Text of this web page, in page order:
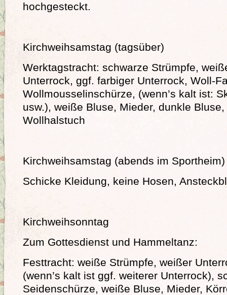
hochgesteckt.
Kirchweihsamstag (tagsüber)
Werktagstracht: schwarze Strümpfe,
Unterrock, ggf. farbiger Unterrock, Woll-
Wollmousselinschürze, (wenn’s kalt ist:
usw.), weiße Bluse, Mieder, dunkle
Wollhalstuch
Kirchweihsamstag (abends im Sportheim)
Schicke Kleidung, keine Hosen,
Kirchweihsonntag
Zum Gottesdienst und Hammeltanz:
Festtracht: weiße Strümpfe, weißer
(wenn’s kalt ist ggf. weiterer Unterrock),
Seidenschürze, weiße Bluse, Mieder,